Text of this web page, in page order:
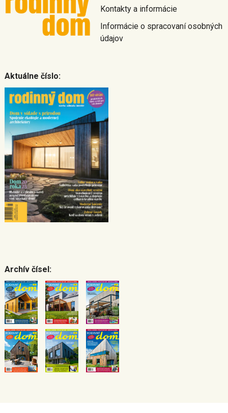
Kontakty a informácie
Informácie o spracovaní osobných
údajov
Aktuálne číslo:
Archív čísel: